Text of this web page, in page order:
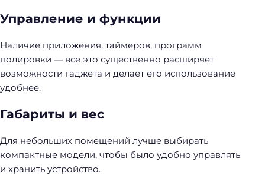
Управление и функции
Наличие приложения, таймеров, программ
полировки — все это существенно расширяет
возможности гаджета и делает его использование
удобнее.
Габариты и вес
Для небольших помещений лучше выбирать
компактные модели, чтобы было удобно управлять
и хранить устройство.
Н
а
й